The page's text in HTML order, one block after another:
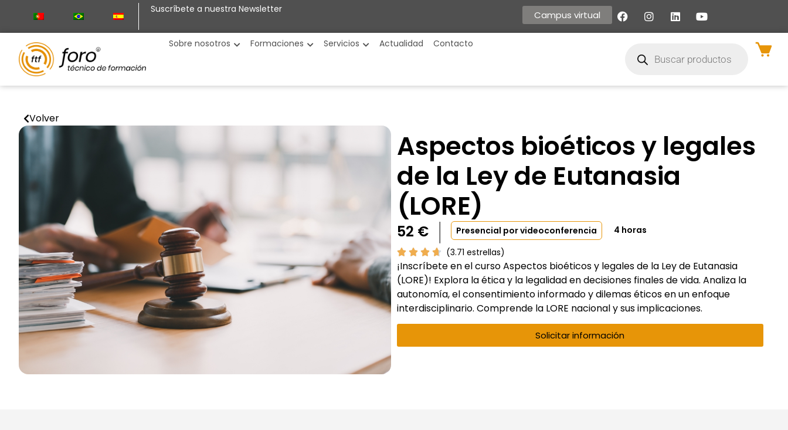
Suscríbete a nuestra Newsletter Campus virtual
Sobre nosotros Formaciones Servicios Actualidad Contacto
Volver
Aspectos bioéticos y legales
de la Ley de Eutanasia
(LORE)
52 € Presencial por videoconferencia
4 horas
(3.71 estrellas)
¡Inscríbete en el curso Aspectos bioéticos y legales de la Ley de Eutanasia
(LORE)! Explora la ética y la legalidad en decisiones finales de vida. Analiza la
autonomía, el consentimiento informado y dilemas éticos en un enfoque
interdisciplinario. Comprende la LORE nacional y sus implicaciones.
Solicitar información